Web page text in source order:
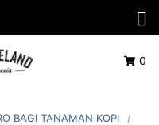
0
BAGI TANAMAN KOPI